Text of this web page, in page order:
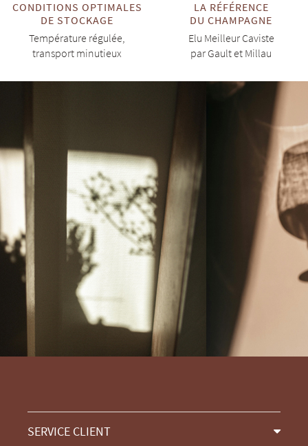
CONDITIONS OPTIMALES
DE STOCKAGE
Température régulée,
transport minutieux
LA RÉFÉRENCE
DU CHAMPAGNE
Elu Meilleur Caviste
par Gault et Millau
SERVICE CLIENT